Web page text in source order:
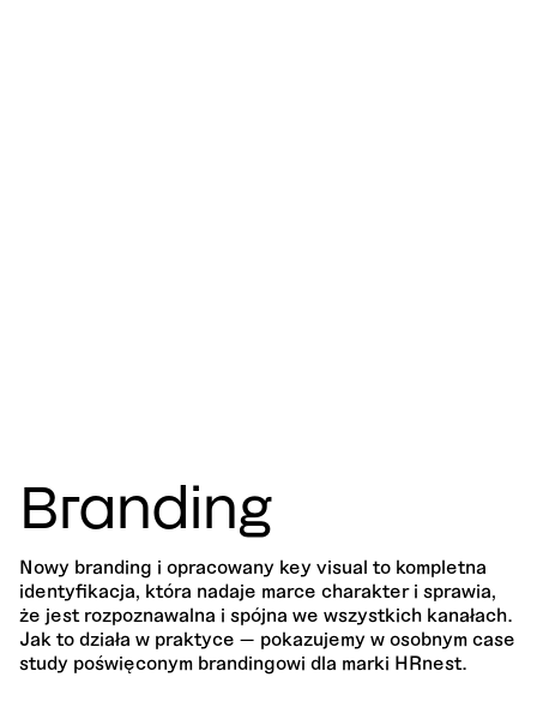
Branding
Nowy branding i opracowany key visual to kompletna
identyfikacja, która nadaje marce charakter i sprawia,
że jest rozpoznawalna i spójna we wszystkich kanałach.
Jak to działa w praktyce — pokazujemy w osobnym case
study poświęconym brandingowi dla marki HRnest.